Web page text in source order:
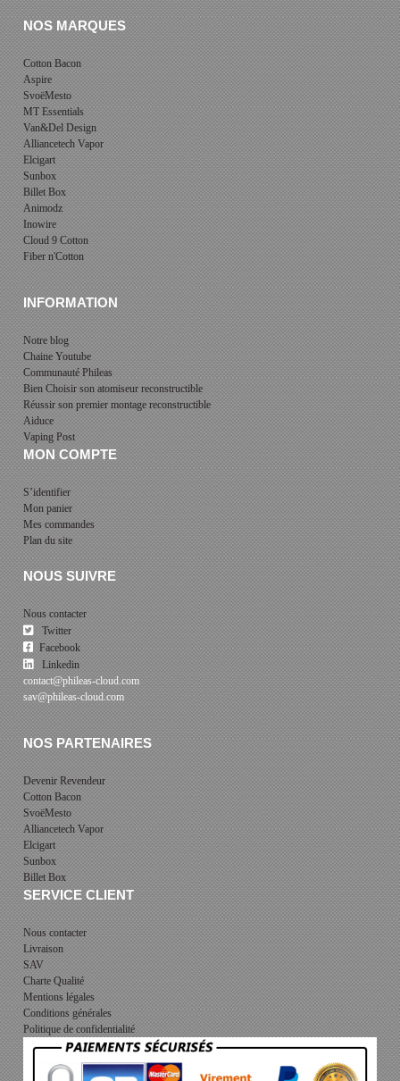
NOS MARQUES
Cotton Bacon
Aspire
SvoëMesto
MT Essentials
Van&Del Design
Alliancetech Vapor
Elcigart
Sunbox
Billet Box
Animodz
Inowire
Cloud 9 Cotton
Fiber n'Cotton
INFORMATION
Notre blog
Chaine Youtube
Communauté Phileas
Bien Choisir son atomiseur reconstructible
Réussir son premier montage reconstructible
Aiduce
Vaping Post
MON COMPTE
S’identifier
Mon panier
Mes commandes
Plan du site
NOUS SUIVRE
Nous contacter
Twitter
Facebook
Linkedin
contact@phileas-cloud.com
sav@phileas-cloud.com
NOS PARTENAIRES
Devenir Revendeur
Cotton Bacon
SvoëMesto
Alliancetech Vapor
Elcigart
Sunbox
Billet Box
SERVICE CLIENT
Nous contacter
Livraison
SAV
Charte Qualité
Mentions légales
Conditions générales
Politique de confidentialité